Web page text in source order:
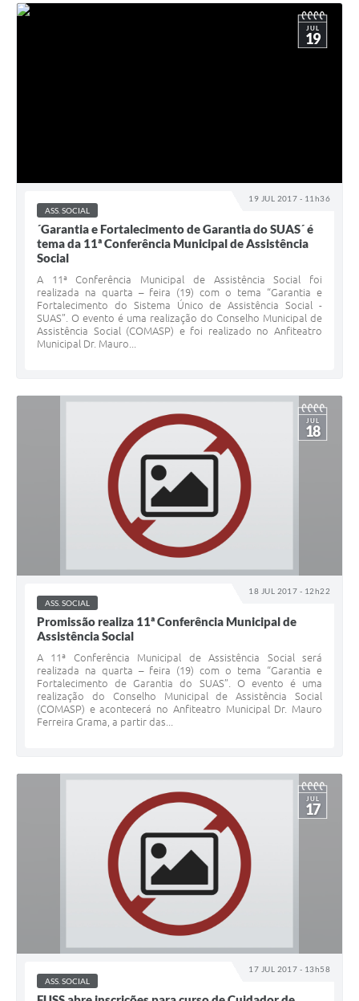
19 JUL 2017 - 11h36
JUL
19
ASS. SOCIAL
´Garantia e Fortalecimento de Garantia do SUAS´ é
tema da 11ª Conferência Municipal de Assistência
Social
A 11ª Conferência Municipal de Assistência Social foi
realizada na quarta – feira (19) com o tema “Garantia e
Fortalecimento do Sistema Único de Assistência Social -
SUAS”. O evento é uma realização do Conselho Municipal de
Assistência Social (COMASP) e foi realizado no Anfiteatro
Municipal Dr. Mauro...
18 JUL 2017 - 12h22
JUL
18
ASS. SOCIAL
Promissão realiza 11ª Conferência Municipal de
Assistência Social
A 11ª Conferência Municipal de Assistência Social será
realizada na quarta – feira (19) com o tema “Garantia e
Fortalecimento de Garantia do SUAS”. O evento é uma
realização do Conselho Municipal de Assistência Social
(COMASP) e acontecerá no Anfiteatro Municipal Dr. Mauro
Ferreira Grama, a partir das...
17 JUL 2017 - 13h58
JUL
17
ASS. SOCIAL